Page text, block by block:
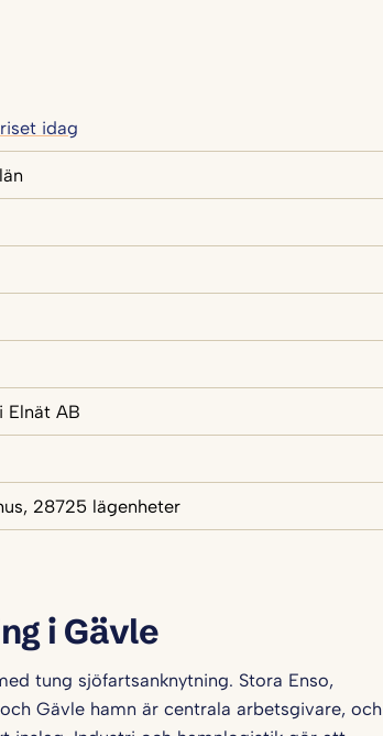
idag
Elnät AB
28725 lägenheter
i Gävle
tung sjöfartsanknytning. Stora Enso,
Gävle hamn är centrala arbetsgivare, och